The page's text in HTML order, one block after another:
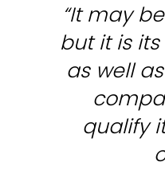
“It may
but it is
as well
qualify